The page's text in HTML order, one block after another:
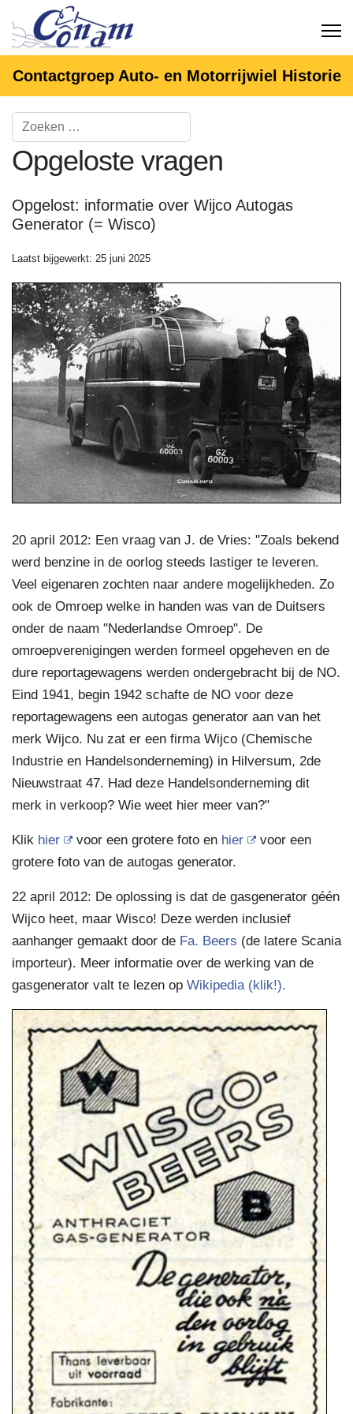
Contactgroep Auto- en Motorrijwiel Historie
Opgeloste vragen
Opgelost: informatie over Wijco Autogas
Generator (= Wisco)
Laatst bijgewerkt: 25 juni 2025
20 april 2012: Een vraag van J. de Vries: "Zoals bekend
werd benzine in de oorlog steeds lastiger te leveren.
Veel eigenaren zochten naar andere mogelijkheden. Zo
ook de Omroep welke in handen was van de Duitsers
onder de naam "Nederlandse Omroep". De
omroepverenigingen werden formeel opgeheven en de
dure reportagewagens werden ondergebracht bij de NO.
Eind 1941, begin 1942 schafte de NO voor deze
reportagewagens een autogas generator aan van het
merk Wijco. Nu zat er een firma Wijco (Chemische
Industrie en Handelsonderneming) in Hilversum, 2de
Nieuwstraat 47. Had deze Handelsonderneming dit
merk in verkoop? Wie weet hier meer van?"
Klik hier voor een grotere foto en hier
voor een
grotere foto van de autogas generator.
22 april 2012: De oplossing is dat de gasgenerator géén
Wijco heet, maar Wisco! Deze werden inclusief
aanhanger gemaakt door de Fa. Beers (de latere Scania
importeur). Meer informatie over de werking van de
gasgenerator valt te lezen op Wikipedia (klik!).